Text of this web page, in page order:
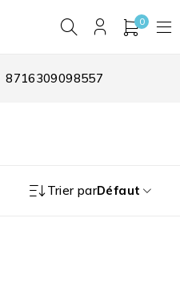
0
8716309098557
Trier parDéfaut